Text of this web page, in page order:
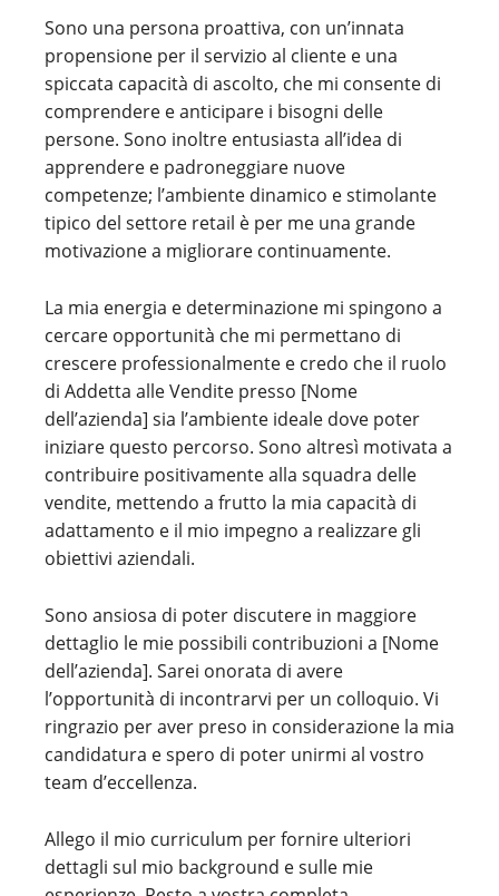
Sono una persona proattiva, con un’innata
propensione per il servizio al cliente e una
spiccata capacità di ascolto, che mi consente di
comprendere e anticipare i bisogni delle
persone. Sono inoltre entusiasta all’idea di
apprendere e padroneggiare nuove
competenze; l’ambiente dinamico e stimolante
tipico del settore retail è per me una grande
motivazione a migliorare continuamente.
La mia energia e determinazione mi spingono a
cercare opportunità che mi permettano di
crescere professionalmente e credo che il ruolo
di Addetta alle Vendite presso [Nome
dell’azienda] sia l’ambiente ideale dove poter
iniziare questo percorso. Sono altresì motivata a
contribuire positivamente alla squadra delle
vendite, mettendo a frutto la mia capacità di
adattamento e il mio impegno a realizzare gli
obiettivi aziendali.
Sono ansiosa di poter discutere in maggiore
dettaglio le mie possibili contribuzioni a [Nome
dell’azienda]. Sarei onorata di avere
l’opportunità di incontrarvi per un colloquio. Vi
ringrazio per aver preso in considerazione la mia
candidatura e spero di poter unirmi al vostro
team d’eccellenza.
Allego il mio curriculum per fornire ulteriori
dettagli sul mio background e sulle mie